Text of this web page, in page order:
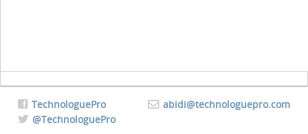
abidi@technologuepro.com
TechnologuePro
@TechnologuePro